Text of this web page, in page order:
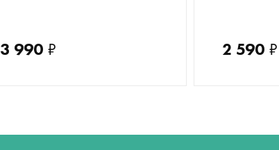
3 990 ₽ 2 590 ₽